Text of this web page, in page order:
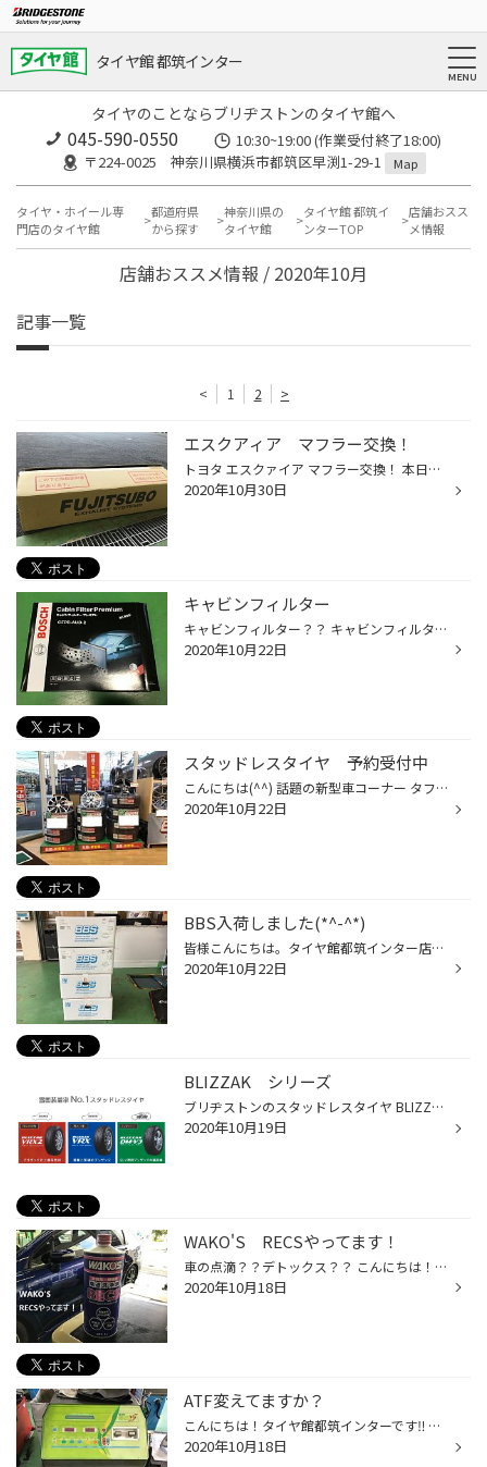
タイヤ館 都筑インター
タイヤのことならブリヂストンのタイヤ館へ
045-590-0550
10:30~19:00 (作業受付終了18:00)
〒224-0025 神奈川県横浜市都筑区早渕1-29-1
Map
タイヤ・ホイール専
門店のタイヤ館
都道府県
から探す
神奈川県の
タイヤ館
タイヤ館 都筑イ
ンターTOP
店舗おスス
メ情報
店舗おススメ情報 / 2020年10月
記事一覧
< 1 2 >
エスクアィア マフラー交換！
トヨタ エスクァイア マフラー交換！ 本日は、マフラー交換をご紹介いたします！ フジツボ オーソライズSマフラー です！ 今回取付のお車は、トヨタ エスクァイアです！ 取付前の状態です。 スッキリしてるといえば、スッキリしているんですが、、、 ちょっぴりさみしいですね。 ↓こちらが純正マフ...
2020年10月30日
キャビンフィルター
キャビンフィルター？？ キャビンフィルターってご存じですか？？ 多分、エアコンフィルターの方が聞きなじみありますよね。 輸入車ではキャビンフィルターという商品名になっているケースが多いです。 欧州車は、車によってはエンジンルーム側バルクヘッド周辺についている為,このような呼び方なの...
2020年10月22日
スタッドレスタイヤ 予約受付中
こんにちは(^^) 話題の新型車コーナー タフト ヤリス ヤリスクロス ホイールセットでご用意してます。 今、ご予約頂いても冬までお預かり致します。
2020年10月22日
BBS入荷しました(*^-^*)
皆様こんにちは。タイヤ館都筑インター店です。 先日ご購入されたお客様のBBSホイールがやっとこ入荷しました！ 約2か月程掛かりました('_') 入荷後しっかりホイールコーティングさせて頂きました!(^^)! アルミホイールを完全硬化するコーティングの 被膜で覆い、汚れが付きにくく落としやすくなり...
2020年10月22日
BLIZZAK シリーズ
ブリヂストンのスタッドレスタイヤ BLIZZAK（ブリザック）製品は３種類 乗用車 プレミアム ブリザック VRX2 乗用車 メジャー ブリザック VRX SUV/４Ⅹ４ ブリザックDM-V３ 詳しいタイヤの説明は、ブリヂストンホームページでご覧下さい。
2020年10月19日
WAKO'S RECSやってます！
車の点滴？？デトックス？？ こんにちは！ 本日は、WAKO'S RECS（ワコーズ レックス）のご紹介です！ RECSとは・・・エンジンの吸気系統（インテークマニホールド・吸気バルブ・ピストンヘッド・シリンダーヘッド・排気バルブ等）に付着した汚れを急速洗浄します。 お車はこちら！ ホンダのストリー...
2020年10月18日
ATF変えてますか？
こんにちは！タイヤ館都筑インターです‼︎ 今回はATFの交換のご紹介です‼︎ オートマオイルの交換を長期間行わないと以下の不具合が起こる可能性があります( ；∀；) 発進時のもたつき。加速性能の低下や、燃費の悪化などが起こるかもしれません……大切なお車がいざというときに不具合を起こしたら大変...
2020年10月18日